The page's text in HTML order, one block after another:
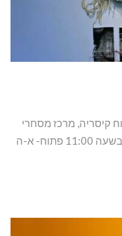
קיסריה, מרכז מסחרי
רוטשילד. הפתיחה ביום שישי 27 ספטמבר בשעה 11:00 פתוח- א-ה